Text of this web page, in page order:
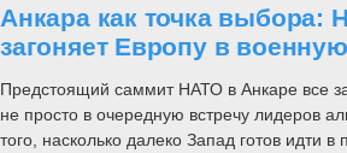
Анкара как точка выбора:
загоняет Европу в
Предстоящий саммит НАТО в Анкаре все
не просто в очередную встречу лидеров
того, насколько далеко Запад готов идти в